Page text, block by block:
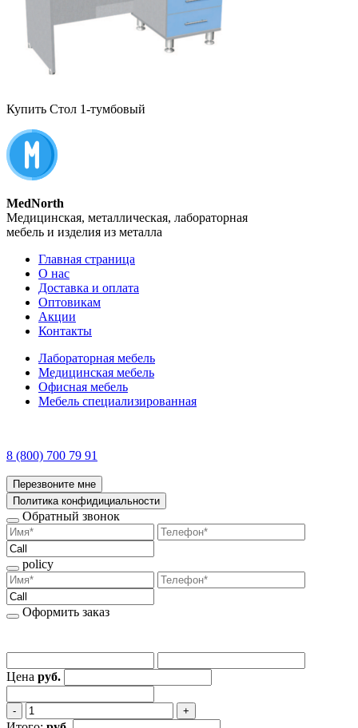
Купить Стол 1-тумбовый
MedNorth
Медицинская, металлическая, лабораторная
мебель и изделия из металла
Главная страница
О нас
Доставка и оплата
Оптовикам
Акции
Контакты
Лабораторная мебель
Медицинская мебель
Офисная мебель
Мебель специализированная
8 (800) 700 79 91
Перезвоните мне
Политика конфидициальности
Обратный звонок
policy
Оформить заказ
Цена руб.
‐ +